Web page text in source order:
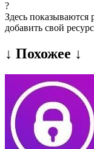
?
Здесь
добавить свой
↓ Похожее ↓